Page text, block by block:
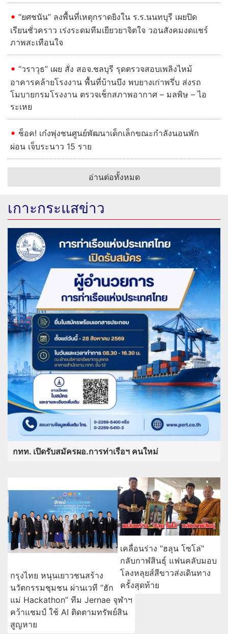
“ยศชนัน” ลงพื้นที่เหตุกราดยิงใน ร.ร.นนทบุรี เผยปิด
เรียนชั่วคราว เร่งระดมทีมเยียวยาจิตใจ วอนสังคมงดแชร์
ภาพสะเทือนใจ
“วราวุธ” เผย สั่ง สอจ.ชลบุรี รุดตรวจสอบเพลิงไหม้
อาคารคล้ายโรงงาน พื้นที่บ้านบึง พบยางเก่าพรึ่บ ส่งรถ
โมบายกรมโรงงาน ตรวจเช็กสภาพอากาศ – มลพิษ – ไอ
ระเหย
ช็อค! เก๋งพุ่งชนศูนย์พัฒนาเด็กเล็กขณะกำลังนอนพัก
ผ่อน เจ็บระนาว 15 ราย
อ่านต่อทั้งหมด
เกาะกระแสข่าว
กทท. เปิดรับสมัครผอ.การท่าเรือฯ คนใหม่
กรุงไทย หนุนเยาวชนสร้าง
นวัตกรรมชุมชน ผ่านเวที “ฮัก
แม่ Hackathon” ทีม Jernae จุฬาฯ
คว้าแชมป์ ใช้ AI ติดตามทรัพย์สิน
สูญหาย
เคลื่อนร่าง "ฮลุน โซโล่"
กลับกาฬสินธุ์ แฟนคลับมอบ
โลงหลุยส์สีขาวส่งเดินทาง
ครั้งสุดท้าย